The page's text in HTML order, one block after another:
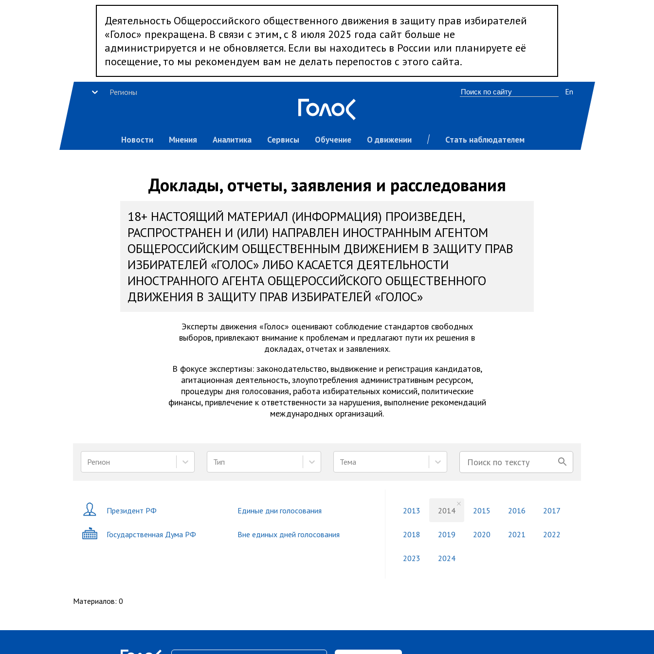
Деятельность Общероссийского общественного движения в защиту прав избирателей
«Голос» прекращена. В связи с этим, с 8 июля 2025 года сайт больше не
администрируется и не обновляется. Если вы находитесь в России или планируете её
посещение, то мы рекомендуем вам не делать перепостов с этого сайта.
Регионы
Новости Мнения Аналитика Сервисы Обучение О движении Стать наблюдателем
En
Доклады, отчеты, заявления и расследования
18+ НАСТОЯЩИЙ МАТЕРИАЛ (ИНФОРМАЦИЯ) ПРОИЗВЕДЕН,
РАСПРОСТРАНЕН И (ИЛИ) НАПРАВЛЕН ИНОСТРАННЫМ АГЕНТОМ
ОБЩЕРОССИЙСКИМ ОБЩЕСТВЕННЫМ ДВИЖЕНИЕМ В ЗАЩИТУ ПРАВ
ИЗБИРАТЕЛЕЙ «ГОЛОС» ЛИБО КАСАЕТСЯ ДЕЯТЕЛЬНОСТИ
ИНОСТРАННОГО АГЕНТА ОБЩЕРОССИЙСКОГО ОБЩЕСТВЕННОГО
ДВИЖЕНИЯ В ЗАЩИТУ ПРАВ ИЗБИРАТЕЛЕЙ «ГОЛОС»
Эксперты движения «Голос» оценивают соблюдение стандартов свободных
выборов, привлекают внимание к проблемам и предлагают пути их решения в
докладах, отчетах и заявлениях.
В фокусе экспертизы: законодательство, выдвижение и регистрация кандидатов,
агитационная деятельность, злоупотребления административным ресурсом,
процедуры дня голосования, работа избирательных комиссий, политические
финансы, привлечение к ответственности за нарушения, выполнение рекомендаций
международных организаций.
Регион Тип Тема
Президент РФ
Государственная Дума РФ
Единые дни голосования
Вне единых дней голосования
2013 2014 2015 2016 2017
2018 2019 2020 2021 2022
2023 2024
Материалов: 0